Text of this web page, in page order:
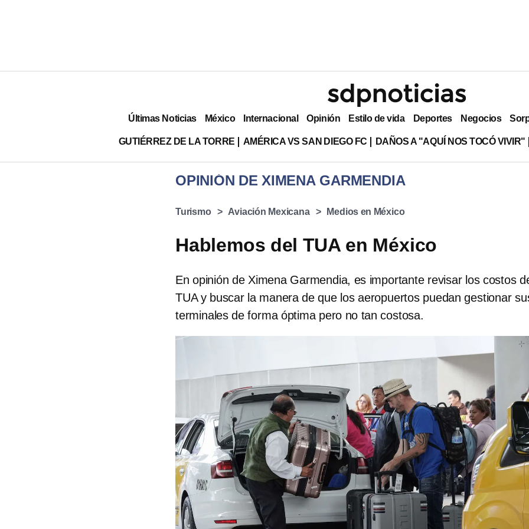
Últimas Noticias México Internacional Opinión Estilo de vida Deportes Negocios
GUTIÉRREZ DE LA TORRE AMÉRICA VS SAN DIEGO FC DAÑOS A "AQUÍ NOS TOCÓ VIVIR"
OPINIÓN DE XIMENA GARMENDIA
Turismo Aviación Mexicana Medios en México
Hablemos del TUA en México
En opinión de Ximena Garmendia, es importante revisar los costos
TUA y buscar la manera de que los aeropuertos puedan gestionar
terminales de forma óptima pero no tan costosa.